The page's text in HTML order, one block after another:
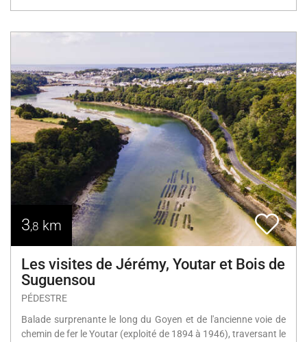
3,8 km
Les visites de Jérémy, Youtar et Bois de
Suguensou
PÉDESTRE
Balade surprenante le long du Goyen et de l'ancienne voie de
chemin de fer le Youtar (exploité de 1894 à 1946), traversant le